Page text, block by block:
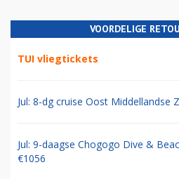
VOORDELIGE
TUI vliegtickets
Jul: 8-dg cruise Oost Middellandse
Jul: 9-daagse Chogogo Dive &
€1056